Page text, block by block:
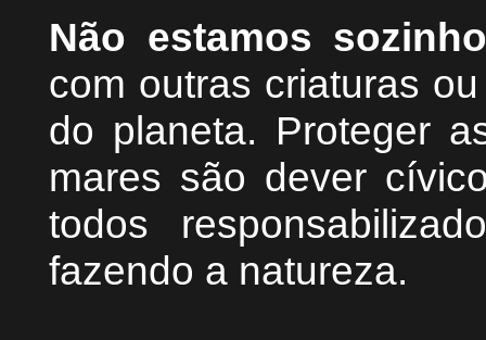
Não estamos
com outras criaturas
do planeta. Proteger
mares são dever
todos
fazendo a natureza.